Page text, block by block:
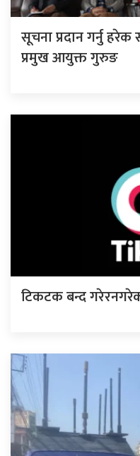
सूचना प्रदान गर्नु हरेक
प्रमुख आयुक्त गुरुङ
टिकटक बन्द